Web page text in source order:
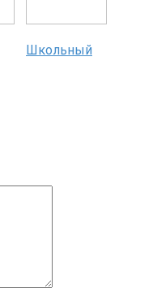
Школьный